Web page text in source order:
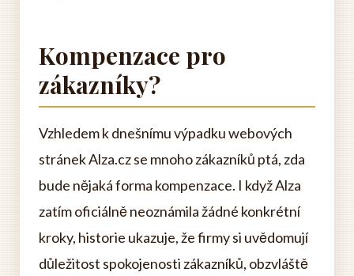
Kompenzace pro
zákazníky?
Vzhledem k dnešnímu výpadku webových
stránek Alza.cz se mnoho zákazníků ptá, zda
bude nějaká forma kompenzace. I když Alza
zatím oficiálně neoznámila žádné konkrétní
kroky, historie ukazuje, že firmy si uvědomují
důležitost spokojenosti zákazníků, obzvláště